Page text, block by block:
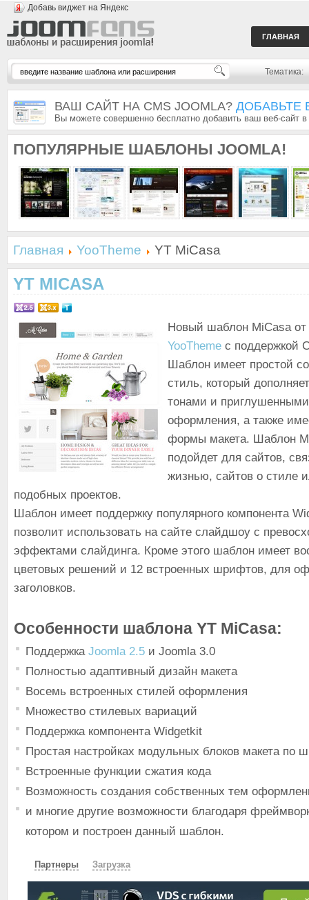
Добавь виджет на Яндекс
ГЛАВНАЯ
Тематика:
ВАШ САЙТ НА CMS JOOMLA? ДОБАВЬТЕ
Вы можете совершенно бесплатно добавить ваш веб-сайт
ПОПУЛЯРНЫЕ ШАБЛОНЫ JOOMLA!
Главная YooTheme YT MiCasa
YT MICASA
Новый шаблон MiCasa от
YooTheme с поддержкой
Шаблон имеет простой
стиль, который
тонами и
оформления, а также
формы макета. Шаблон
подойдет для сайтов,
жизнью, сайтов о стиле
подобных проектов.
Шаблон имеет поддержку популярного компонента
позволит использовать на сайте слайдшоу с
эффектами слайдинга. Кроме этого шаблон имеет
цветовых решений и 12 встроенных шрифтов, для
заголовков.
Особенности шаблона YT MiCasa:
Поддержка Joomla 2.5 и Joomla 3.0
Полностью адаптивный дизайн макета
Восемь встроенных стилей оформления
Множество стилевых вариаций
Поддержка компонента Widgetkit
Простая настройках модульных блоков макета по
Встроенные функции сжатия кода
Возможность создания собственных тем
и многие другие возможности благодаря
котором и построен данный шаблон.
Партнеры Загрузка